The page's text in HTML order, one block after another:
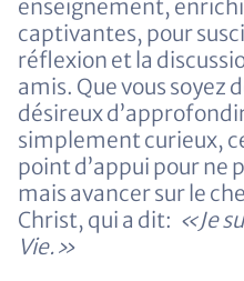
enseignement,
captivantes, pour
réflexion et la
amis. Que vous soyez
désireux
simplement curieux,
point d’appui pour ne
mais avancer sur le
Christ, qui a dit: «Je
Vie.»